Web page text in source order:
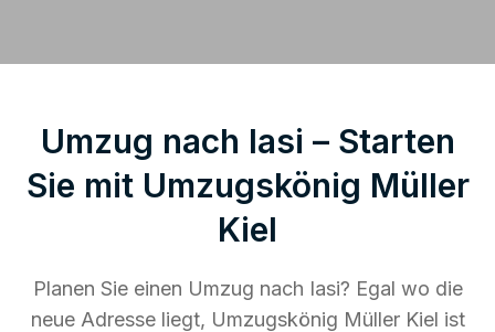
Umzug nach Iasi – Starten
Sie mit Umzugskönig Müller
Kiel
Planen Sie einen Umzug nach Iasi? Egal wo die
neue Adresse liegt, Umzugskönig Müller Kiel ist